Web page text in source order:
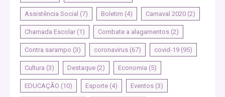
Assistência Social (7) Boletim (4) Carnaval 2020 (2)
Chamada Escolar (1) Combate a alagamentos (2)
Contra sarampo (3) coronavirus (67) covid-19 (95)
Cultura (3) Destaque (2) Economia (5)
EDUCAÇÃO (10) Esporte (4) Eventos (3)